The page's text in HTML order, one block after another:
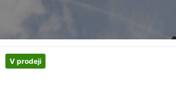
V prodeji